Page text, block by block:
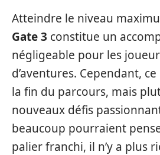
Atteindre le niveau
Gate 3 constitue un
négligeable pour les
d’aventures. Cependant, ce
la fin du parcours, mais
nouveaux défis
beaucoup pourraient
palier franchi, il n’y a plus